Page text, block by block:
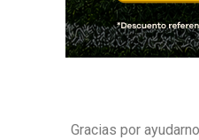
Gracias por